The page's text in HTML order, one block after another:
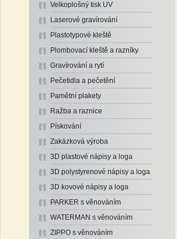
Velkoplošný tisk UV
Laserové gravírování
Plastotypové kleště
Plombovací kleště a razníky
Gravírování a rytí
Pečetidla a pečetění
Pamětní plakety
Ražba a raznice
Pískování
Zakázková výroba
3D plastové nápisy a loga
3D polystyrenové nápisy a loga
3D kovové nápisy a loga
PARKER s věnováním
WATERMAN s věnováním
ZIPPO s věnováním